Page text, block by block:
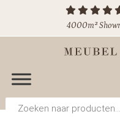
4000m²
Producten
zoeken